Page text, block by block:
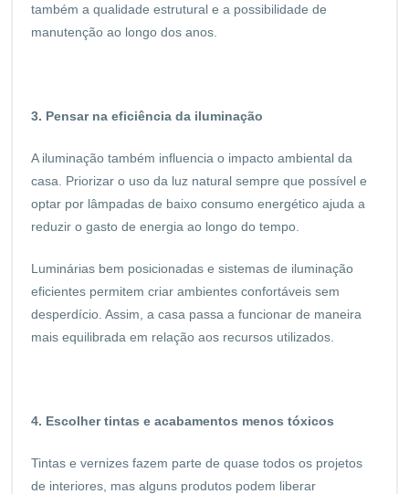
também a qualidade estrutural e a possibilidade de
manutenção ao longo dos anos.
3. Pensar na eficiência da iluminação
A iluminação também influencia o impacto ambiental da
casa. Priorizar o uso da luz natural sempre que possível e
optar por lâmpadas de baixo consumo energético ajuda a
reduzir o gasto de energia ao longo do tempo.
Luminárias bem posicionadas e sistemas de iluminação
eficientes permitem criar ambientes confortáveis sem
desperdício. Assim, a casa passa a funcionar de maneira
mais equilibrada em relação aos recursos utilizados.
4. Escolher tintas e acabamentos menos tóxicos
Tintas e vernizes fazem parte de quase todos os projetos
de interiores, mas alguns produtos podem liberar